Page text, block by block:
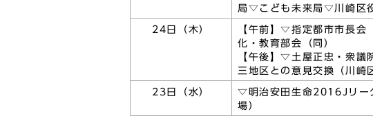
局▽こども未来局▽川崎区
24日（木）
【午前】▽指定都市市長
化・教育部会（同）
【午後】▽土屋正忠・衆
三地区との意見交換（川崎
23日（水）
▽明治安田生命2016Jリー
場）